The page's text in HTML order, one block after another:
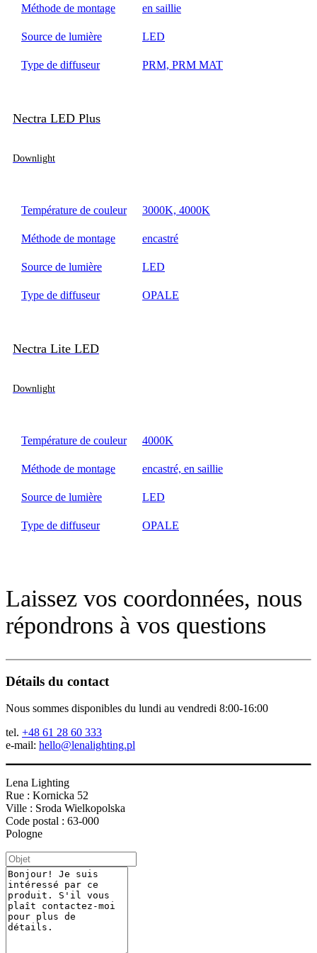
Méthode de montage en saillie
Source de lumière LED
Type de diffuseur PRM, PRM MAT
Nectra LED Plus
Downlight
Température de couleur 3000K, 4000K
Méthode de montage encastré
Source de lumière LED
Type de diffuseur OPALE
Nectra Lite LED
Downlight
Température de couleur 4000K
Méthode de montage encastré, en saillie
Source de lumière LED
Type de diffuseur OPALE
Laissez vos coordonnées, nous
répondrons à vos questions
Détails du contact
Nous sommes disponibles du lundi au vendredi 8:00-16:00
tel. +48 61 28 60 333
e-mail: hello@lenalighting.pl
Lena Lighting
Rue : Kornicka 52
Ville : Sroda Wielkopolska
Code postal : 63-000
Pologne